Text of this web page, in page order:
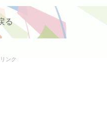
る
ンク